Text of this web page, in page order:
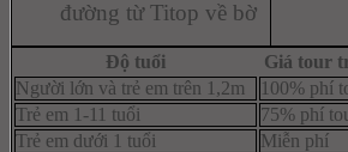
đường từ Titop về bờ
Độ tuổi
Giá tour
Người lớn và trẻ em trên 1,2m
100% phí
Trẻ em 1-11 tuổi
75% phí
Trẻ em dưới 1 tuổi
Miễn phí